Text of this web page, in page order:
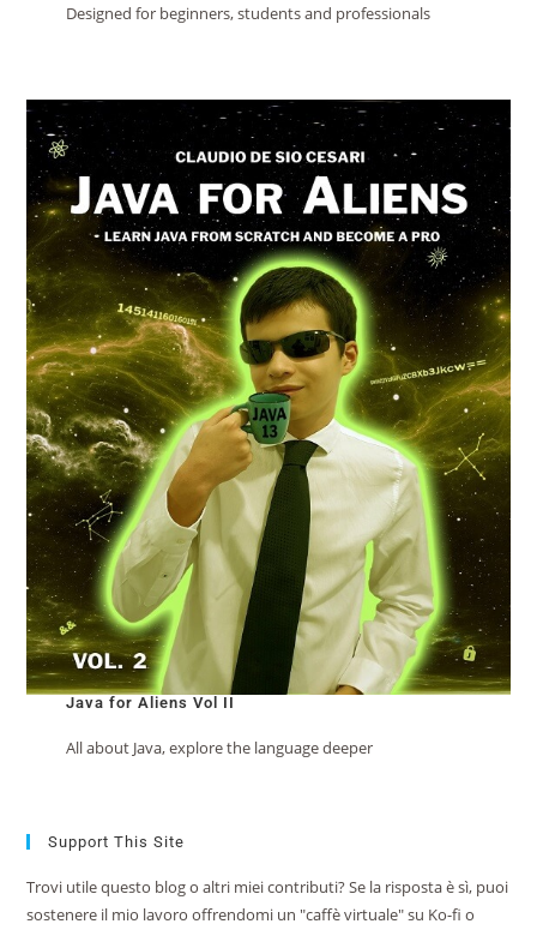
Designed for beginners, students and professionals
Java for Aliens Vol II
All about Java, explore the language deeper
Support This Site
Trovi utile questo blog o altri miei contributi? Se la risposta è sì, puoi
sostenere il mio lavoro offrendomi un "caffè virtuale" su Ko-fi o